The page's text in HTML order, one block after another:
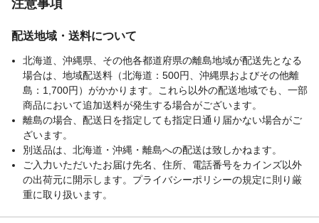
注意事項
配送地域・送料について
北海道、沖縄県、その他各都道府県の離島地域が配送先となる
場合は、地域配送料（北海道：500円、沖縄県およびその他離
島：1,700円）がかかります。これら以外の配送地域でも、一部
商品において追加送料が発生する場合がございます。
離島の場合、配送日を指定しても指定日通り届かない場合がご
ざいます。
別送品は、北海道・沖縄・離島への配送は致しかねます。
ご入力いただいたお届け先名、住所、電話番号をカインズ以外
の出荷元に開示します。プライバシーポリシーの規定に則り厳
重に取り扱います。